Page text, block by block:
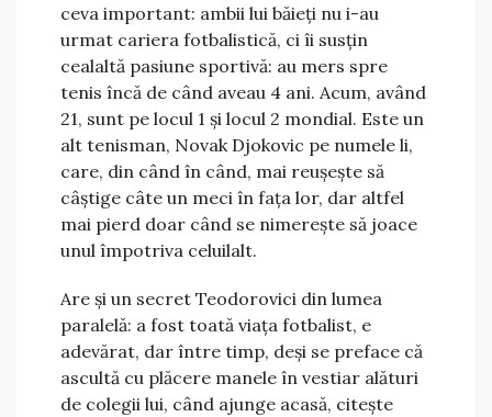
ceva important: ambii lui băieți nu i-au
urmat cariera fotbalistică, ci îi susțin
cealaltă pasiune sportivă: au mers spre
tenis încă de când aveau 4 ani. Acum, având
21, sunt pe locul 1 și locul 2 mondial. Este un
alt tenisman, Novak Djokovic pe numele li,
care, din când în când, mai reușește să
câștige câte un meci în fața lor, dar altfel
mai pierd doar când se nimerește să joace
unul împotriva celuilalt.
Are și un secret Teodorovici din lumea
paralelă: a fost toată viața fotbalist, e
adevărat, dar între timp, deși se preface că
ascultă cu plăcere manele în vestiar alături
de colegii lui, când ajunge acasă, citește